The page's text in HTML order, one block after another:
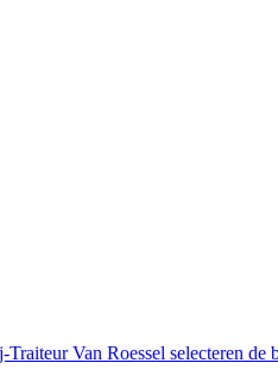
Van Roessel selecteren